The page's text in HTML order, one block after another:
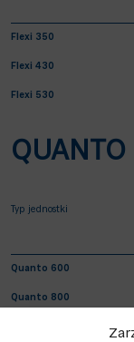
Flexi 350
Flexi 430
Flexi 530
QUANTO
Typ jednostki
Quanto 600
Quanto 800